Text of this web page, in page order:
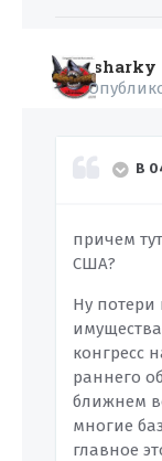
sharky
В
причем
США?
Ну потери
конгресс
раннего
ближнем
многие
главное